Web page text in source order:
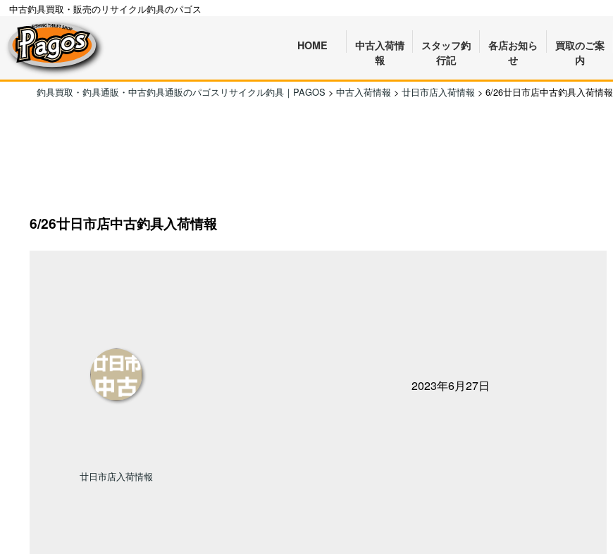
中古釣具買取・販売のリサイクル釣具のパゴス
HOME
中古入荷情
報
スタッフ釣
行記
各店お知ら
せ
買取のご案
内
釣具買取・釣具通販・中古釣具通販のパゴスリサイクル釣具｜PAGOS > 中古入荷情報 > 廿日市店入荷情報 > 6/26廿日市店中古釣具入荷情報
6/26廿日市店中古釣具入荷情報
廿日市店入荷情報
2023年6月27日